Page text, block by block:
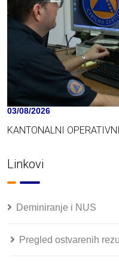
03/08/2026
KANTONALNI
Linkovi
Deminiranje i NUS
Pregled ostvarenih